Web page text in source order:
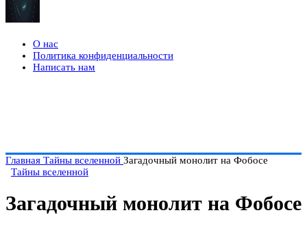
О нас
Политика конфиденциальности
Написать нам
Главная Тайны вселенной Загадочный монолит на Фобосе
Тайны вселенной
Загадочный монолит на Фобосе